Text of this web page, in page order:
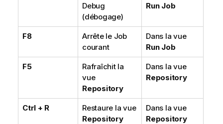
Debug
(débogage)
Run Job
F8
Arrête le Job
courant
Dans la vue
Run Job
F5
Rafraîchit la
vue
Repository
Dans la vue
Repository
Ctrl + R
Restaure la vue
Repository
Dans la vue
Repository